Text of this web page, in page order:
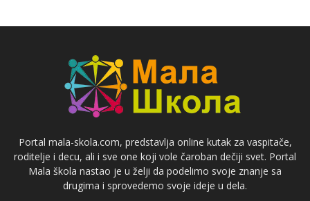
Portal mala-skola.com, predstavlja online kutak za vaspitače,
roditelje i decu, ali i sve one koji vole čaroban dečiji svet. Portal
Mala škola nastao je u želji da podelimo svoje znanje sa
drugima i sprovedemo svoje ideje u dela.